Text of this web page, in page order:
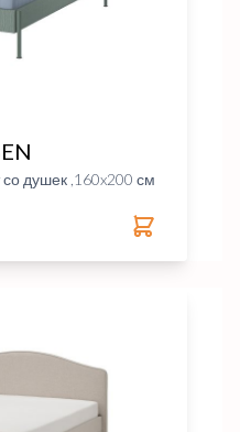
душек ,160x200 см